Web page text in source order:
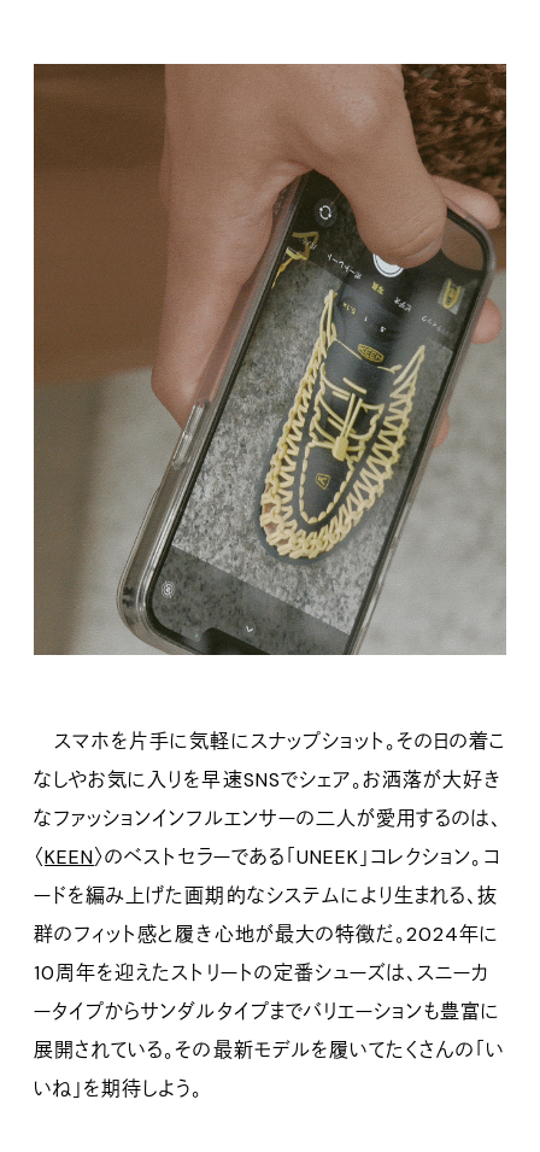
スマホを片手に気軽にスナップショット。その日の着こ
なしやお気に入りを早速SNSでシェア。お洒落が大好き
なファッションインフルエンサーの二人が愛用するのは、
〈KEEN〉のベストセラーである「UNEEK」コレクション。コ
ードを編み上げた画期的なシステムにより生まれる、抜
群のフィット感と履き心地が最大の特徴だ。2024年に
10周年を迎えたストリートの定番シューズは、スニーカ
ータイプからサンダルタイプまでバリエーションも豊富に
展開されている。その最新モデルを履いてたくさんの「い
いね」を期待しよう。